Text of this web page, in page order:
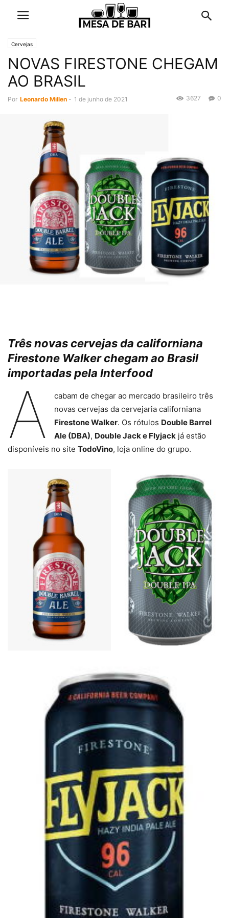
Cervejas
NOVAS FIRESTONE CHEGAM
AO BRASIL
Por Leonardo Millen - 1 de junho de 2021 0
3627
Três novas cervejas da californiana
Firestone Walker chegam ao Brasil
importadas pela Interfood
A
cabam de chegar ao mercado brasileiro três
novas cervejas da cervejaria californiana
Firestone Walker. Os rótulos Double Barrel
Ale (DBA), Double Jack e Flyjackjá estão
disponíveis no site TodoVino, loja online do grupo.